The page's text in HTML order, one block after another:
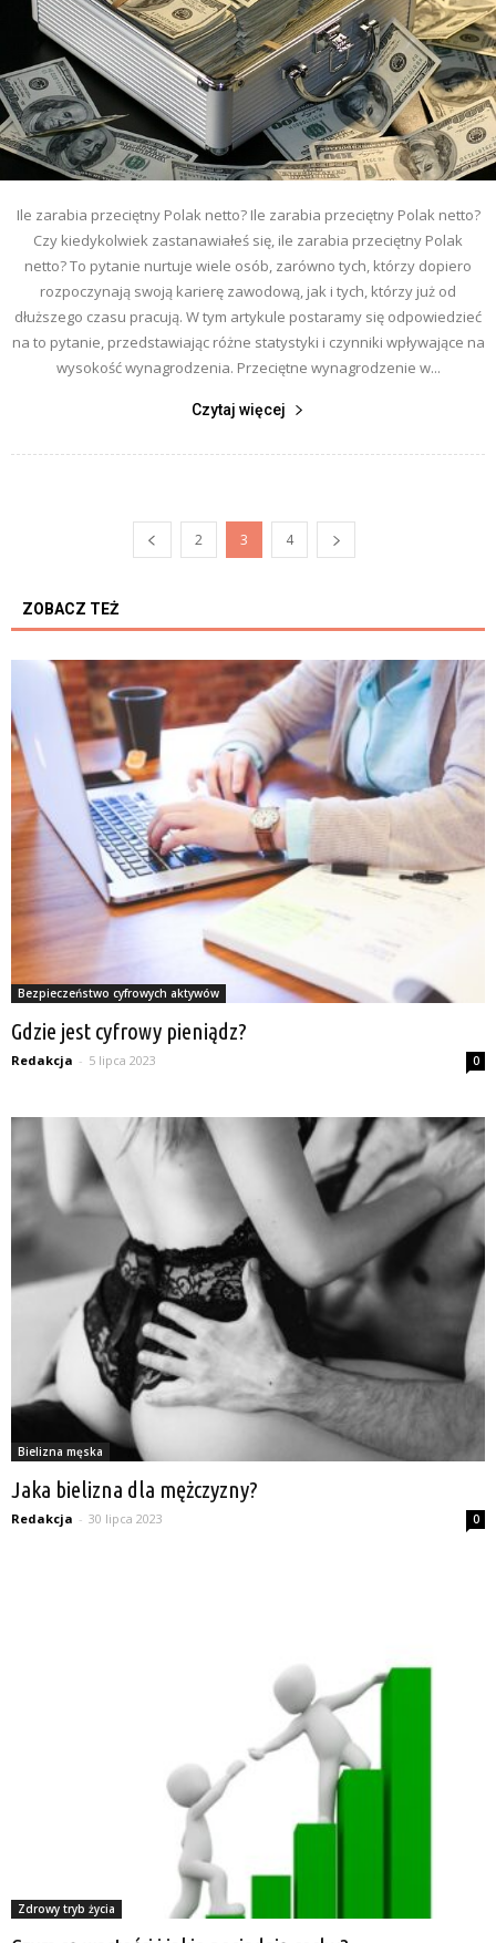
Ile zarabia przeciętny Polak netto? Ile zarabia przeciętny Polak netto?
Czy kiedykolwiek zastanawiałeś się, ile zarabia przeciętny Polak
netto? To pytanie nurtuje wiele osób, zarówno tych, którzy dopiero
rozpoczynają swoją karierę zawodową, jak i tych, którzy już od
dłuższego czasu pracują. W tym artykule postaramy się odpowiedzieć
na to pytanie, przedstawiając różne statystyki i czynniki wpływające na
wysokość wynagrodzenia. Przeciętne wynagrodzenie w...
Czytaj więcej
2 3 4
ZOBACZ TEŻ
Bezpieczeństwo cyfrowych aktywów
Gdzie jest cyfrowy pieniądz?
Redakcja - 5 lipca 2023 0
Bielizna męska
Jaka bielizna dla mężczyzny?
Redakcja - 30 lipca 2023 0
Zdrowy tryb życia